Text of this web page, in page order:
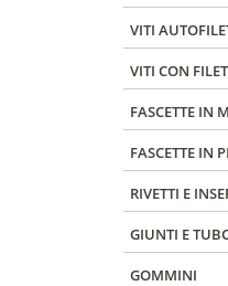
VITI
VITI CON
FASCETTE IN
FASCETTE IN
RIVETTI E
GIUNTI E
GOMMINI